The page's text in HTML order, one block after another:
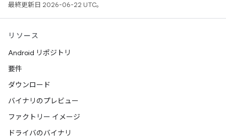
最終更新日 2026-06-22 UTC。
リソース
Android リポジトリ
要件
ダウンロード
バイナリのプレビュー
ファクトリー イメージ
ドライバのバイナリ